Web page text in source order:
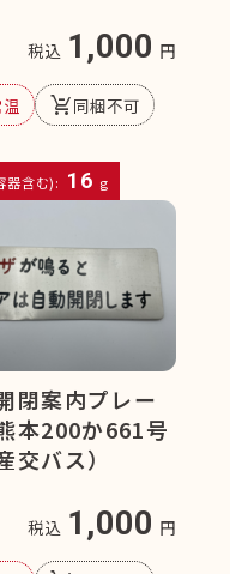
税込 1,000 円
remove_shopping_cart同梱不可
器含む): 16 g
閉案内プレー
本200か661号
交バス）
税込 1,000 円